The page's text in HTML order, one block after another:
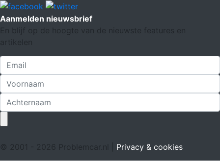
Aanmelden nieuwsbrief
En blijf op de hoogte van de nieuwste features en
artikelen
© 2001 - 2026 Problemcar.nl | Privacy & cookies